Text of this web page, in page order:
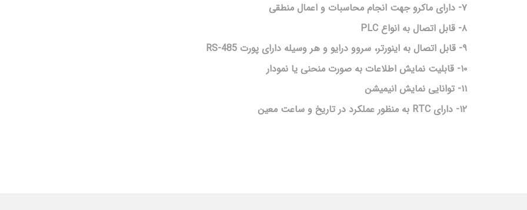
۷- دارای ماکرو جهت انجام محاسبات و اعمال منطقی
۸- قابل اتصال به انواع PLC
۹- قابل اتصال به اینورتر، سروو درایو و هر وسیله دارای پورت RS-485
۱۰- قابلیت نمایش اطلاعات به صورت منحنی یا نمودار
۱۱- توانایی نمایش انیمیشن
۱۲- دارای RTC به منظور عملکرد در تاریخ و ساعت معین